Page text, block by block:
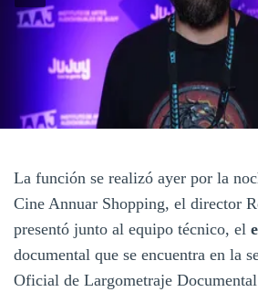
La función se realizó ayer por la
Cine Annuar Shopping, el director
presentó junto al equipo técnico, el
documental que se encuentra en la
Oficial de Largometraje